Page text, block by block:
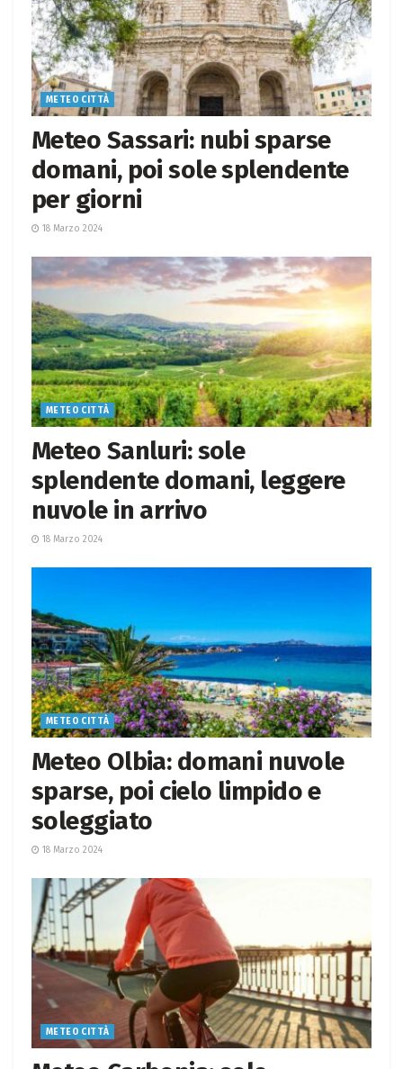
METEO CITTÀ
Meteo Sassari: nubi sparse
domani, poi sole splendente
per giorni
18 Marzo 2024
METEO CITTÀ
Meteo Sanluri: sole
splendente domani, leggere
nuvole in arrivo
18 Marzo 2024
METEO CITTÀ
Meteo Olbia: domani nuvole
sparse, poi cielo limpido e
soleggiato
18 Marzo 2024
METEO CITTÀ